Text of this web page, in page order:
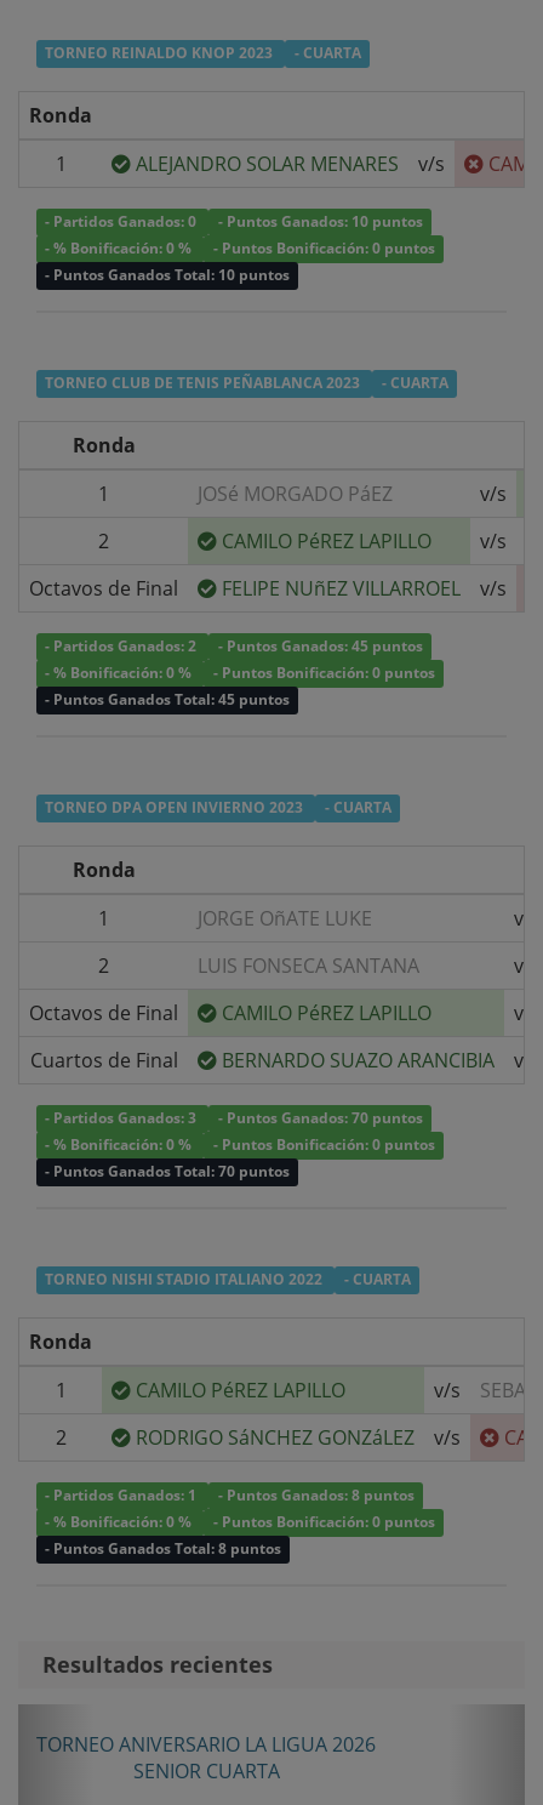
TORNEO REINALDO KNOP 2023 - CUARTA
Ronda
1
ALEJANDRO SOLAR MENARES v/s
- Partidos Ganados: 0
- Puntos Ganados: 10 puntos
- % Bonificación: 0 %
- Puntos Bonificación: 0 puntos
- Puntos Ganados Total: 10 puntos
TORNEO CLUB DE TENIS PEÑABLANCA 2023 - CUARTA
Ronda
1
JOSé MORGADO PáEZ
v/s
2
CAMILO PéREZ LAPILLO v/s
Octavos de Final
FELIPE NUñEZ VILLARROEL v/s
- Partidos Ganados: 2
- Puntos Ganados: 45 puntos
- % Bonificación: 0 %
- Puntos Bonificación: 0 puntos
- Puntos Ganados Total: 45 puntos
TORNEO DPA OPEN INVIERNO 2023 - CUARTA
Ronda
1
JORGE OñATE LUKE
v/s
2
LUIS FONSECA SANTANA
v/s
Octavos de Final
CAMILO PéREZ LAPILLO
v/s
Cuartos de Final
BERNARDO SUAZO ARANCIBIA v/s
- Partidos Ganados: 3
- Puntos Ganados: 70 puntos
- % Bonificación: 0 %
- Puntos Bonificación: 0 puntos
- Puntos Ganados Total: 70 puntos
TORNEO NISHI STADIO ITALIANO 2022 - CUARTA
Ronda
1
CAMILO PéREZ LAPILLO v/s
2
RODRIGO SáNCHEZ GONZáLEZ v/s
- Partidos Ganados: 1
- Puntos Ganados: 8 puntos
- % Bonificación: 0 %
- Puntos Bonificación: 0 puntos
- Puntos Ganados Total: 8 puntos
Resultados recientes
TORNEO ANIVERSARIO LA LIGUA 2026
SENIOR CUARTA